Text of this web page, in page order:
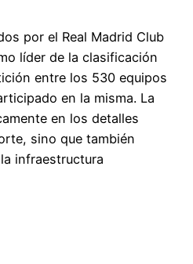
por el Real Madrid Club
líder de la clasificación
entre los 530 equipos
en la misma. La
en los detalles
sino que también
infraestructura